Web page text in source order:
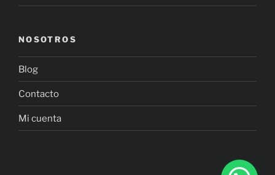
NOSOTROS
Blog
Contacto
Mi cuenta